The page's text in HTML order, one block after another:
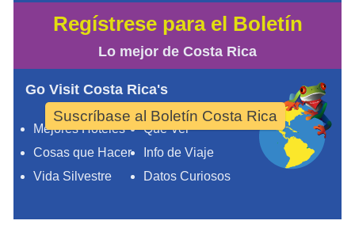
Regístrese para el Boletín
Lo mejor de Costa Rica
Go Visit Costa Rica's
Mejores Hoteles
Qué Ver
Cosas que Hacer
Info de Viaje
Vida Silvestre
Datos Curiosos
Suscríbase al Boletín Costa Rica